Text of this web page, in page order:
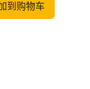
到购物车